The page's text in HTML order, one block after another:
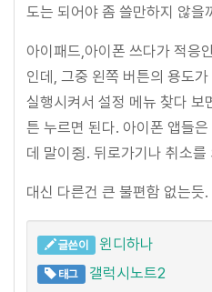
도는 되어야 좀 쓸만하지 않을
아이패드,아이폰 쓰다가 적응
인데, 그중 왼쪽 버튼의 용도
실행시켜서 설정 메뉴 찾다 보
튼 누르면 된다. 아이폰 앱들
데 말이쥥. 뒤로가기나 취소
대신 다른건 큰 불편함 없는듯.
글쓴이 윈디하나
태그 갤럭시노트2